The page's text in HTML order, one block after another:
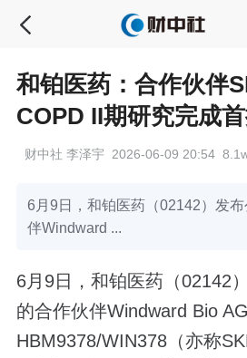
和铂医药：合作伙伴
COPD II期研究完成
财中社 李泽宇 2026-06-09 20:54
6月9日，和铂医药（02142）发
伴Windward ...
6月9日，和铂医药（02142
的合作伙伴Windward Bio
HBM9378/WIN378（亦称